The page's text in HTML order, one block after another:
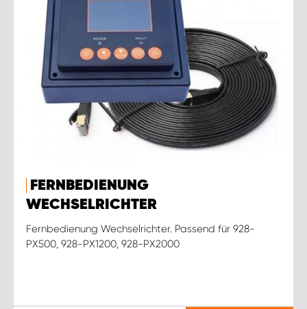
FERNBEDIENUNG
WECHSELRICHTER
Fernbedienung Wechselrichter. Passend für 928-
PX500, 928-PX1200, 928-PX2000